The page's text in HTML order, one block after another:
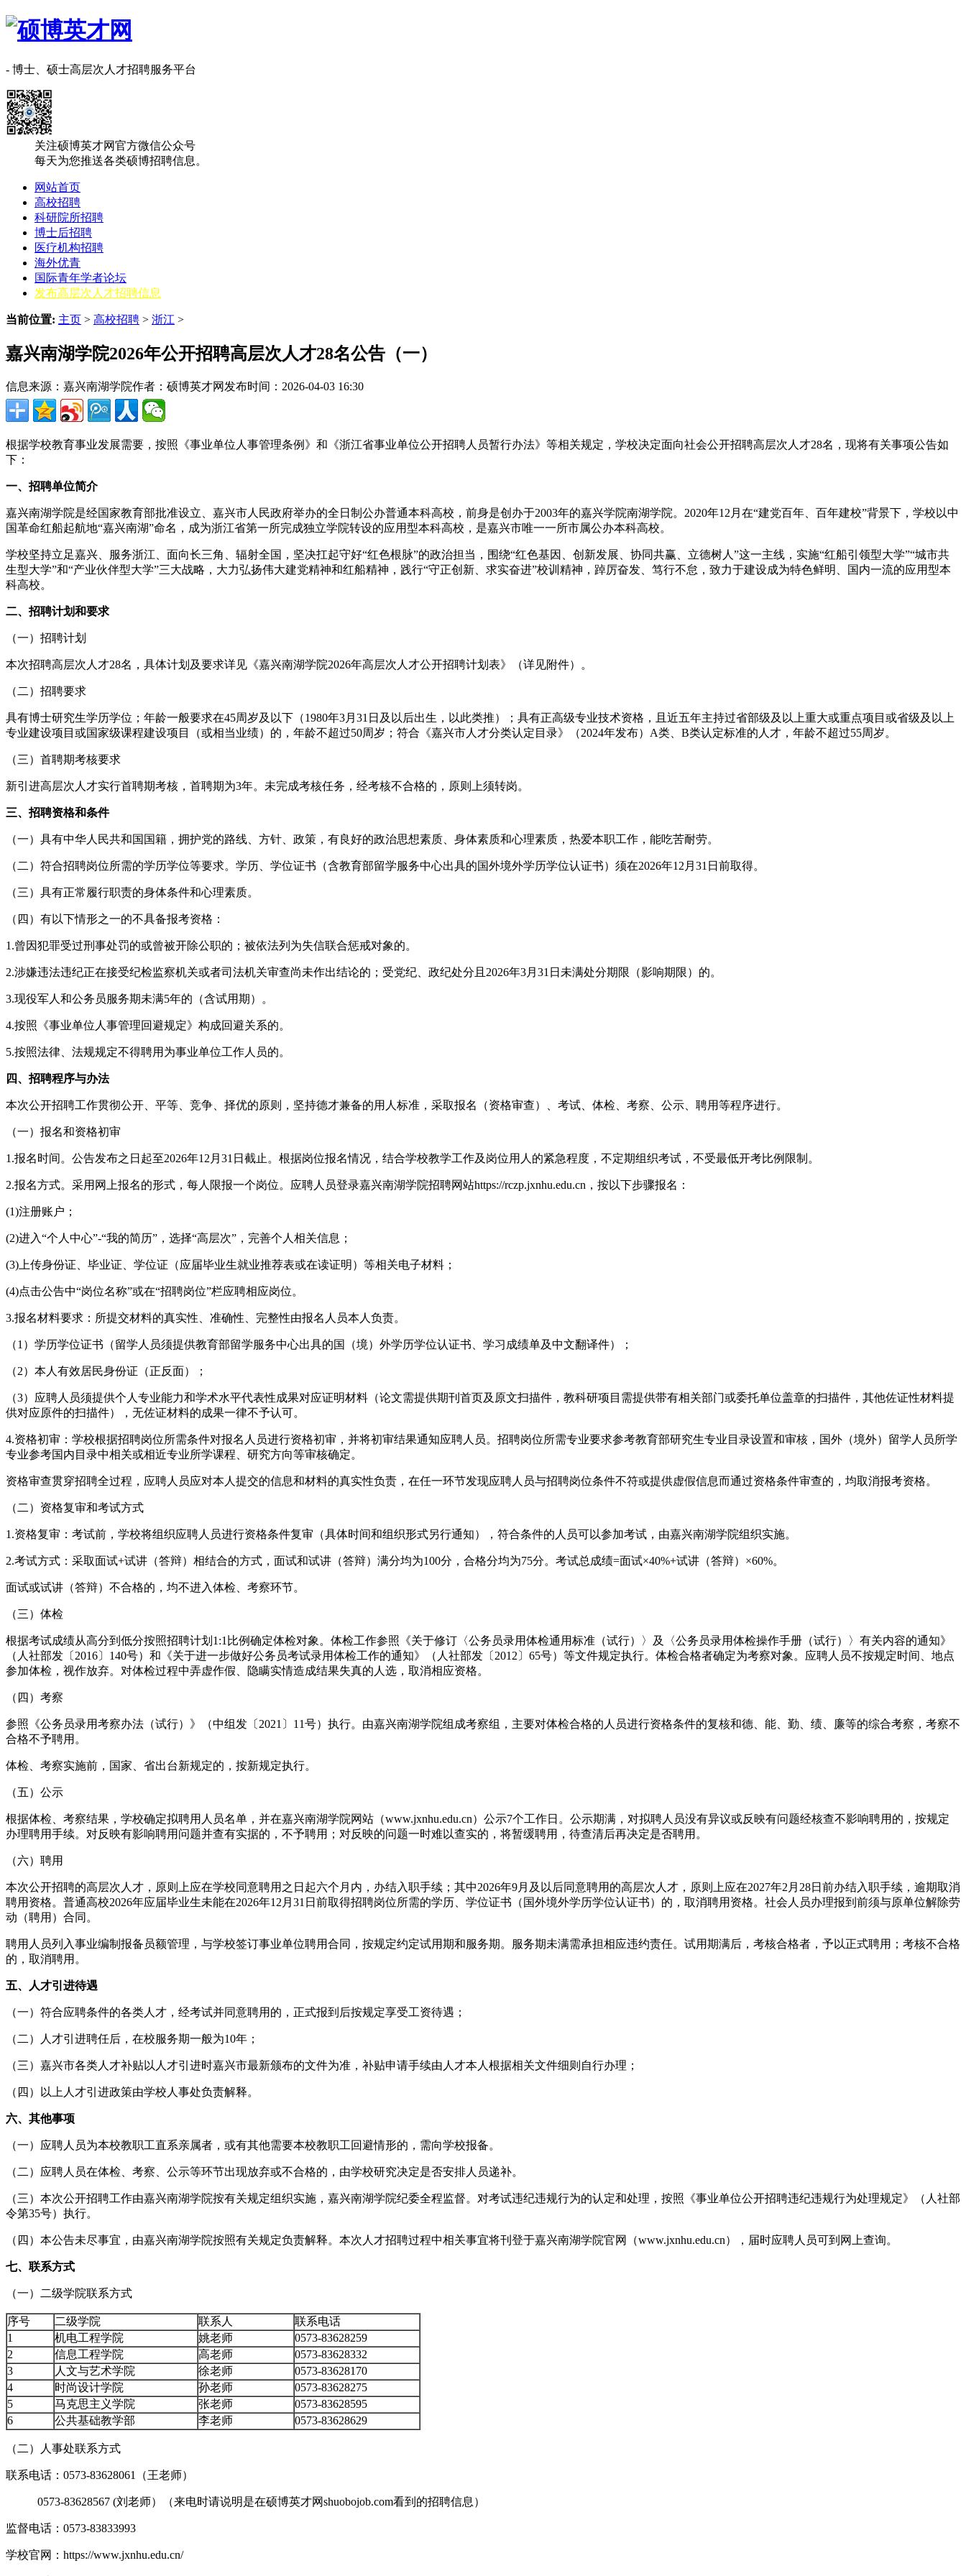
- 博士、硕士高层次人才招聘服务平台
关注硕博英才网官方微信公众号
每天为您推送各类硕博招聘信息。
网站首页
高校招聘
科研院所招聘
博士后招聘
医疗机构招聘
海外优青
国际青年学者论坛
发布高层次人才招聘信息
当前位置: 主页 > 高校招聘 > 浙江 >
嘉兴南湖学院2026年公开招聘高层次人才28名公告（一）
信息来源：嘉兴南湖学院作者：硕博英才网 发布时间：2026-04-03 16:30
根据学校教育事业发展需要，按照《事业单位人事管理条例》和《浙江省事业单位公开招聘人员暂行办法》等相关规定，学校决定面向社会公开招聘高层次人才28名，现将有关事项公告如
下：
一、招聘单位简介
嘉兴南湖学院是经国家教育部批准设立、嘉兴市人民政府举办的全日制公办普通本科高校，前身是创办于2003年的嘉兴学院南湖学院。2020年12月在“建党百年、百年建校”背景下，学校以中
国革命红船起航地“嘉兴南湖”命名，成为浙江省第一所完成独立学院转设的应用型本科高校，是嘉兴市唯一一所市属公办本科高校。
学校坚持立足嘉兴、服务浙江、面向长三角、辐射全国，坚决扛起守好“红色根脉”的政治担当，围绕“红色基因、创新发展、协同共赢、立德树人”这一主线，实施“红船引领型大学”“城市共
生型大学”和“产业伙伴型大学”三大战略，大力弘扬伟大建党精神和红船精神，践行“守正创新、求实奋进”校训精神，踔厉奋发、笃行不怠，致力于建设成为特色鲜明、国内一流的应用型本
科高校。
二、招聘计划和要求
（一）招聘计划
本次招聘高层次人才28名，具体计划及要求详见《嘉兴南湖学院2026年高层次人才公开招聘计划表》（详见附件）。
（二）招聘要求
具有博士研究生学历学位；年龄一般要求在45周岁及以下（1980年3月31日及以后出生，以此类推）；具有正高级专业技术资格，且近五年主持过省部级及以上重大或重点项目或省级及以上
专业建设项目或国家级课程建设项目（或相当业绩）的，年龄不超过50周岁；符合《嘉兴市人才分类认定目录》（2024年发布）A类、B类认定标准的人才，年龄不超过55周岁。
（三）首聘期考核要求
新引进高层次人才实行首聘期考核，首聘期为3年。未完成考核任务，经考核不合格的，原则上须转岗。
三、招聘资格和条件
（一）具有中华人民共和国国籍，拥护党的路线、方针、政策，有良好的政治思想素质、身体素质和心理素质，热爱本职工作，能吃苦耐劳。
（二）符合招聘岗位所需的学历学位等要求。学历、学位证书（含教育部留学服务中心出具的国外境外学历学位认证书）须在2026年12月31日前取得。
（三）具有正常履行职责的身体条件和心理素质。
（四）有以下情形之一的不具备报考资格：
1.曾因犯罪受过刑事处罚的或曾被开除公职的；被依法列为失信联合惩戒对象的。
2.涉嫌违法违纪正在接受纪检监察机关或者司法机关审查尚未作出结论的；受党纪、政纪处分且2026年3月31日未满处分期限（影响期限）的。
3.现役军人和公务员服务期未满5年的（含试用期）。
4.按照《事业单位人事管理回避规定》构成回避关系的。
5.按照法律、法规规定不得聘用为事业单位工作人员的。
四、招聘程序与办法
本次公开招聘工作贯彻公开、平等、竞争、择优的原则，坚持德才兼备的用人标准，采取报名（资格审查）、考试、体检、考察、公示、聘用等程序进行。
（一）报名和资格初审
1.报名时间。公告发布之日起至2026年12月31日截止。根据岗位报名情况，结合学校教学工作及岗位用人的紧急程度，不定期组织考试，不受最低开考比例限制。
2.报名方式。采用网上报名的形式，每人限报一个岗位。应聘人员登录嘉兴南湖学院招聘网站https://rczp.jxnhu.edu.cn，按以下步骤报名：
(1)注册账户；
(2)进入“个人中心”-“我的简历”，选择“高层次”，完善个人相关信息；
(3)上传身份证、毕业证、学位证（应届毕业生就业推荐表或在读证明）等相关电子材料；
(4)点击公告中“岗位名称”或在“招聘岗位”栏应聘相应岗位。
3.报名材料要求：所提交材料的真实性、准确性、完整性由报名人员本人负责。
（1）学历学位证书（留学人员须提供教育部留学服务中心出具的国（境）外学历学位认证书、学习成绩单及中文翻译件）；
（2）本人有效居民身份证（正反面）；
（3）应聘人员须提供个人专业能力和学术水平代表性成果对应证明材料（论文需提供期刊首页及原文扫描件，教科研项目需提供带有相关部门或委托单位盖章的扫描件，其他佐证性材料提
供对应原件的扫描件），无佐证材料的成果一律不予认可。
4.资格初审：学校根据招聘岗位所需条件对报名人员进行资格初审，并将初审结果通知应聘人员。招聘岗位所需专业要求参考教育部研究生专业目录设置和审核，国外（境外）留学人员所学
专业参考国内目录中相关或相近专业所学课程、研究方向等审核确定。
资格审查贯穿招聘全过程，应聘人员应对本人提交的信息和材料的真实性负责，在任一环节发现应聘人员与招聘岗位条件不符或提供虚假信息而通过资格条件审查的，均取消报考资格。
（二）资格复审和考试方式
1.资格复审：考试前，学校将组织应聘人员进行资格条件复审（具体时间和组织形式另行通知），符合条件的人员可以参加考试，由嘉兴南湖学院组织实施。
2.考试方式：采取面试+试讲（答辩）相结合的方式，面试和试讲（答辩）满分均为100分，合格分均为75分。考试总成绩=面试×40%+试讲（答辩）×60%。
面试或试讲（答辩）不合格的，均不进入体检、考察环节。
（三）体检
根据考试成绩从高分到低分按照招聘计划1:1比例确定体检对象。体检工作参照《关于修订〈公务员录用体检通用标准（试行）〉及〈公务员录用体检操作手册（试行）〉有关内容的通知》
（人社部发〔2016〕140号）和《关于进一步做好公务员考试录用体检工作的通知》（人社部发〔2012〕65号）等文件规定执行。体检合格者确定为考察对象。应聘人员不按规定时间、地点
参加体检，视作放弃。对体检过程中弄虚作假、隐瞒实情造成结果失真的人选，取消相应资格。
（四）考察
参照《公务员录用考察办法（试行）》（中组发〔2021〕11号）执行。由嘉兴南湖学院组成考察组，主要对体检合格的人员进行资格条件的复核和德、能、勤、绩、廉等的综合考察，考察不
合格不予聘用。
体检、考察实施前，国家、省出台新规定的，按新规定执行。
（五）公示
根据体检、考察结果，学校确定拟聘用人员名单，并在嘉兴南湖学院网站（www.jxnhu.edu.cn）公示7个工作日。公示期满，对拟聘人员没有异议或反映有问题经核查不影响聘用的，按规定
办理聘用手续。对反映有影响聘用问题并查有实据的，不予聘用；对反映的问题一时难以查实的，将暂缓聘用，待查清后再决定是否聘用。
（六）聘用
本次公开招聘的高层次人才，原则上应在学校同意聘用之日起六个月内，办结入职手续；其中2026年9月及以后同意聘用的高层次人才，原则上应在2027年2月28日前办结入职手续，逾期取消
聘用资格。普通高校2026年应届毕业生未能在2026年12月31日前取得招聘岗位所需的学历、学位证书（国外境外学历学位认证书）的，取消聘用资格。社会人员办理报到前须与原单位解除劳
动（聘用）合同。
聘用人员列入事业编制报备员额管理，与学校签订事业单位聘用合同，按规定约定试用期和服务期。服务期未满需承担相应违约责任。试用期满后，考核合格者，予以正式聘用；考核不合格
的，取消聘用。
五、人才引进待遇
（一）符合应聘条件的各类人才，经考试并同意聘用的，正式报到后按规定享受工资待遇；
（二）人才引进聘任后，在校服务期一般为10年；
（三）嘉兴市各类人才补贴以人才引进时嘉兴市最新颁布的文件为准，补贴申请手续由人才本人根据相关文件细则自行办理；
（四）以上人才引进政策由学校人事处负责解释。
六、其他事项
（一）应聘人员为本校教职工直系亲属者，或有其他需要本校教职工回避情形的，需向学校报备。
（二）应聘人员在体检、考察、公示等环节出现放弃或不合格的，由学校研究决定是否安排人员递补。
（三）本次公开招聘工作由嘉兴南湖学院按有关规定组织实施，嘉兴南湖学院纪委全程监督。对考试违纪违规行为的认定和处理，按照《事业单位公开招聘违纪违规行为处理规定》（人社部
令第35号）执行。
（四）本公告未尽事宜，由嘉兴南湖学院按照有关规定负责解释。本次人才招聘过程中相关事宜将刊登于嘉兴南湖学院官网（www.jxnhu.edu.cn），届时应聘人员可到网上查询。
七、联系方式
（一）二级学院联系方式
序号 二级学院 联系人
联系电话
1
机电工程学院 姚老师
0573-83628259
2
信息工程学院 高老师
0573-83628332
3
人文与艺术学院 徐老师
0573-83628170
4
时尚设计学院 孙老师
0573-83628275
5
马克思主义学院 张老师
0573-83628595
6
公共基础教学部 李老师 0573-83628629
（二）人事处联系方式
联系电话：0573-83628061（王老师）
0573-83628567 (刘老师）（来电时请说明是在硕博英才网shuobojob.com看到的招聘信息）
监督电话：0573-83833993
学校官网：https://www.jxnhu.edu.cn/